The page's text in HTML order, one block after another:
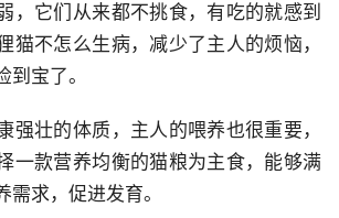
，它们从来都不挑食，有吃的就感到
猫不怎么生病，减少了主人的烦恼，
到宝了。
强壮的体质，主人的喂养也很重要，
一款营养均衡的猫粮为主食，能够满
需求，促进发育。